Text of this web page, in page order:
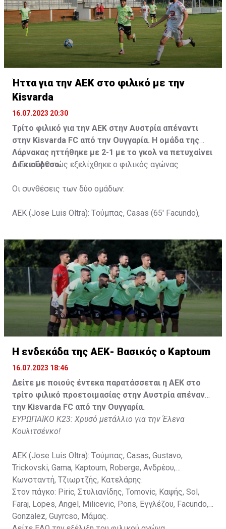
Ήττα για την ΑΕΚ στο φιλικό με την
Kisvarda
16.07.2023 20:30
Τρίτο φιλικό για την ΑΕΚ στην Αυστρία απέναντι
στην Kisvarda FC από την Ουγγαρία. Η ομάδα της
Λάρνακας ηττήθηκε με 2-1 με το γκολ να πετυχαίνει
ο Γκιούρτσο.
ΔείτεΕΔΩπώς εξελίχθηκε ο φιλικός αγώνας
Οι συνθέσεις των δύο ομάδων:
ΑΕΚ (Jose Luis Oltra): Tούμπας, Casas (65' Facundo),
Tomovic), Aνδρέου (65' Angel) , Κωνσταντή (65' Sol),
Τζιωρτζής (65' Faraj), Κατελάρης (65' Milicevic).
Στον πάγκο: Piric, Στυλιανίδης, Tomovic, Καψής, Sol,
Faraj, Lopes, Angel, Milicevic, Pons, Εγγλέζου, Facundo,
Gonzalez, Guyrcso, Μάμας.
Κisvarda FC (Milos Kruscic): Kovacs, Navratil, Raul, Szor,
Lippai, Alic, Kormendi, Makowski, Czekus, Ilievski,
Spasic.
Στον πάγκο: Petkovic, Cipetic, Kovasic, Jovicic, Szeles,
Vida, Otvos, Lucas, Camas, Mesanovic.
H ενδεκάδα της ΑΕΚ- Βασικός ο Kaptoum
16.07.2023 18:46
Δείτε με ποιούς έντεκα παρατάσσεται η ΑΕΚ στο
τρίτο φιλικό προετοιμασίας στην Αυστρία απέναντι
την Kisvarda FC από την Ουγγαρία.
ΕΥΡΩΠΑΪΚΟ Κ23: Χρυσό μετάλλιο για την Έλενα
Κουλιτσένκο!
ΑΕΚ (Jose Luis Oltra): Tούμπας, Casas, Gustavo,
Trickovski, Gama, Κaptoum, Roberge, Aνδρέου,
Κωνσταντή, Τζιωρτζής, Κατελάρης.
Στον πάγκο: Piric, Στυλιανίδης, Tomovic, Καψής, Sol,
Faraj, Lopes, Angel, Milicevic, Pons, Εγγλέζου, Facundo,
Gonzalez, Guyrcso, Μάμας.